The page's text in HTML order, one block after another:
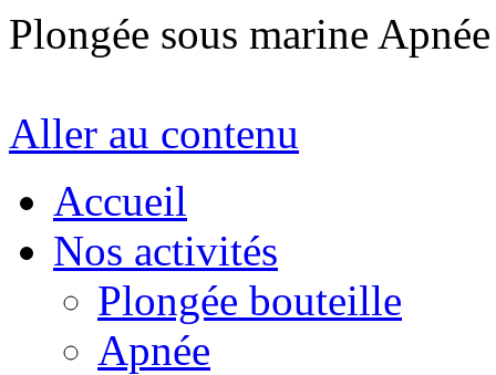
Plongée sous marine
Aller au contenu
Accueil
Nos activités
Plongée bouteille
Apnée